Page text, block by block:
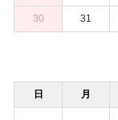
30 31
日 月